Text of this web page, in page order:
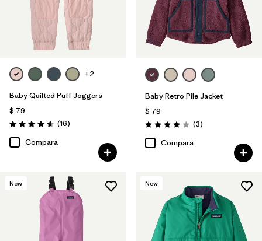
+2
Baby Quilted Puff Joggers
$ 79
Valoración: 4.6 / 5
(16Comentarios
)
Compara
Baby Retro Pile Jacket
$ 79
Valoración: 4.0 / 5
(3Comentarios
)
Compara
New New